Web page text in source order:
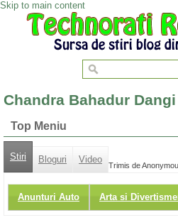
Skip to main content
Chandra Bahadur
Top Meniu
Stiri Bloguri Video
Anunturi Auto Arta si
Trimis de